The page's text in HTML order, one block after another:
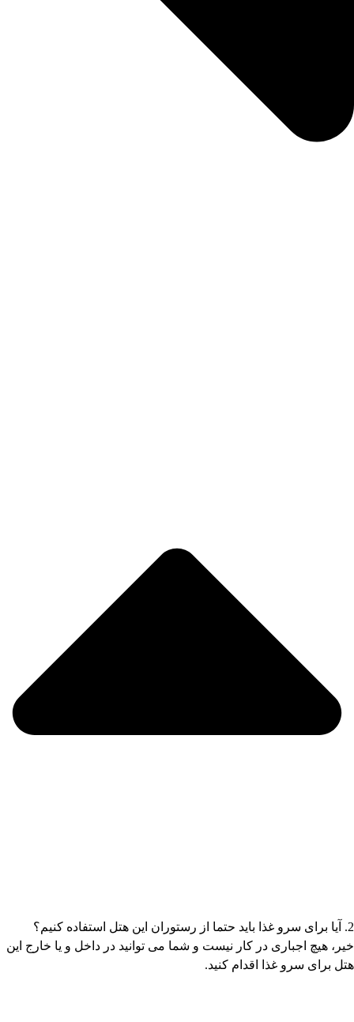
2. آیا برای سرو غذا باید حتما از رستوران این هتل استفاده کنیم؟
خیر، هیچ اجباری در کار نیست و شما می توانید در داخل و یا خارج این
هتل برای سرو غذا اقدام کنید.